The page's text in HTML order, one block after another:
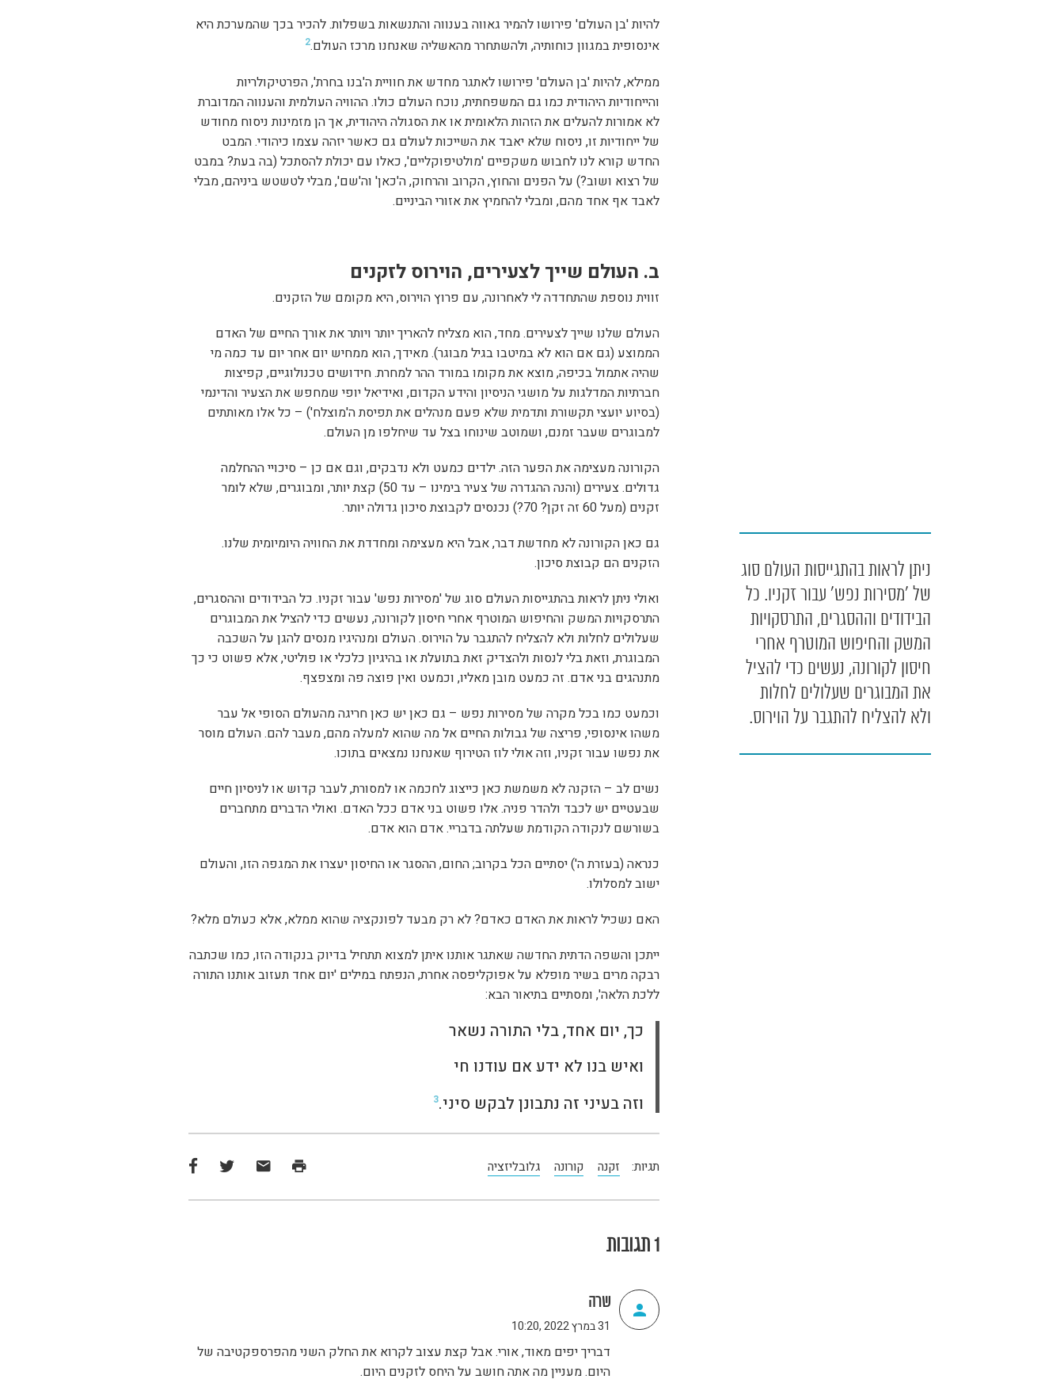
ניתן לראות בהתגייסות העולם סוג
של 'מסירות נפש' עבור זקניו. כל
הבידודים וההסגרים, התרסקויות
המשק והחיפוש המוטרף אחרי
חיסון לקורונה, נעשים כדי להציל
את המבוגרים שעלולים לחלות
ולא להצליח להתגבר על הוירוס.
להיות 'בן העולם' פירושו להמיר גאווה בענווה והתנשאות בשפלות. להכיר בכך שהמערכת היא
אינסופית במגוון כוחותיה, ולהשתחרר מהאשליה שאנחנו מרכז העולם.2
ממילא, להיות 'בן העולם' פירושו לאתגר מחדש את חוויית ה'בנו בחרת', הפרטיקולריות
והייחודיות היהודית כמו גם המשפחתית, נוכח העולם כולו. ההוויה העולמית והענווה המדוברת
לא אמורות להעלים את הזהות הלאומית או את הסגולה היהודית, אך הן מזמינות ניסוח מחודש
של ייחודיות זו, ניסוח שלא יאבד את השייכות לעולם גם כאשר יזהה עצמו כיהודי. המבט
החדש קורא לנו לחבוש משקפיים 'מולטיפוקליים', כאלו עם יכולת להסתכל (בה בעת? במבט
של רצוא ושוב?) על הפנים והחוץ, הקרוב והרחוק, ה'כאן' וה'שם', מבלי לטשטש ביניהם, מבלי
לאבד אף אחד מהם, ומבלי להחמיץ את אזורי הביניים.
ב. העולם שייך לצעירים, הוירוס לזקנים
זווית נוספת שהתחדדה לי לאחרונה, עם פרוץ הוירוס, היא מקומם של הזקנים.
העולם שלנו שייך לצעירים. מחד, הוא מצליח להאריך יותר ויותר את אורך החיים של האדם
הממוצע (גם אם הוא לא במיטבו בגיל מבוגר). מאידך, הוא ממחיש יום אחר יום עד כמה מי
שהיה אתמול בכיפה, מוצא את מקומו במורד ההר למחרת. חידושים טכנולוגיים, קפיצות
חברתיות המדלגות על מושגי הניסיון והידע הקדום, ואידיאל יופי שמחפש את הצעיר והדינמי
(בסיוע יועצי תקשורת ותדמית שלא פעם מנהלים את תפיסת ה'מוצלח') – כל אלו מאותתים
למבוגרים שעבר זמנם, ושמוטב שינוחו בצל עד שיחלפו מן העולם.
הקורונה מעצימה את הפער הזה. ילדים כמעט ולא נדבקים, וגם אם כן – סיכויי ההחלמה
גדולים. צעירים (והנה ההגדרה של צעיר בימינו – עד 50) קצת יותר, ומבוגרים, שלא לומר
זקנים (מעל 60 זה זקן? 70?) נכנסים לקבוצת סיכון גדולה יותר.
גם כאן הקורונה לא מחדשת דבר, אבל היא מעצימה ומחדדת את החוויה היומיומית שלנו.
הזקנים הם קבוצת סיכון.
ואולי ניתן לראות בהתגייסות העולם סוג של 'מסירות נפש' עבור זקניו. כל הבידודים וההסגרים,
התרסקויות המשק והחיפוש המוטרף אחרי חיסון לקורונה, נעשים כדי להציל את המבוגרים
שעלולים לחלות ולא להצליח להתגבר על הוירוס. העולם ומנהיגיו מנסים להגן על השכבה
המבוגרת, וזאת בלי לנסות ולהצדיק זאת בתועלת או בהיגיון כלכלי או פוליטי, אלא פשוט כי כך
מתנהגים בני אדם. זה כמעט מובן מאליו, וכמעט ואין פוצה פה ומצפצף.
וכמעט כמו בכל מקרה של מסירות נפש – גם כאן יש כאן חריגה מהעולם הסופי אל עבר
משהו אינסופי, פריצה של גבולות החיים אל מה שהוא למעלה מהם, מעבר להם. העולם מוסר
את נפשו עבור זקניו, וזה אולי לוז הטירוף שאנחנו נמצאים בתוכו.
נשים לב – הזקנה לא משמשת כאן כייצוג לחכמה או למסורת, לעבר קדוש או לניסיון חיים
שבעטיים יש לכבד ולהדר פניה. אלו פשוט בני אדם ככל האדם. ואולי הדברים מתחברים
בשורשם לנקודה הקודמת שעלתה בדבריי. אדם הוא אדם.
כנראה (בעזרת ה') יסתיים הכל בקרוב; החום, ההסגר או החיסון יעצרו את המגפה הזו, והעולם
ישוב למסלולו.
האם נשכיל לראות את האדם כאדם? לא רק מבעד לפונקציה שהוא ממלא, אלא כעולם מלא?
ייתכן והשפה הדתית החדשה שאתגר אותנו איתן למצוא תתחיל בדיוק בנקודה הזו, כמו שכתבה
רבקה מרים בשיר מופלא על אפוקליפסה אחרת, הנפתח במילים 'יום אחד תעזוב אותנו התורה
ללכת הלאה', ומסתיים בתיאור הבא:
כך, יום אחד, בלי התורה נשאר
ואיש בנו לא ידע אם עודנו חי
וזה בעיני זה נתבונן לבקש סיני.3
תגיות: זקנה קורונה גלובליזציה
1 תגובות
שרה
31 במרץ 2022 ,10:20
דבריך יפים מאוד, אורי. אבל קצת עצוב לקרוא את החלק השני מהפרספקטיבה של
היום. מעניין מה אתה חושב על היחס לזקנים היום.